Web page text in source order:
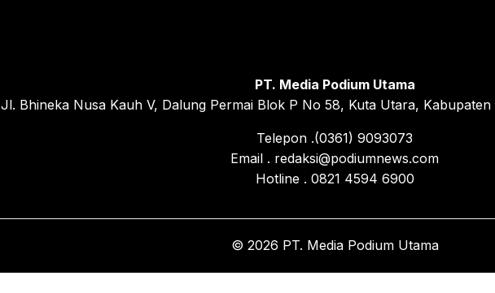
PT. Media Podium Utama
Jl. Bhineka Nusa Kauh V, Dalung Permai Blok P No 58, Kuta Utara,
Telepon .(0361) 9093073
Email . redaksi@podiumnews.com
Hotline . 0821 4594 6900
© 2026 PT. Media Podium Utama